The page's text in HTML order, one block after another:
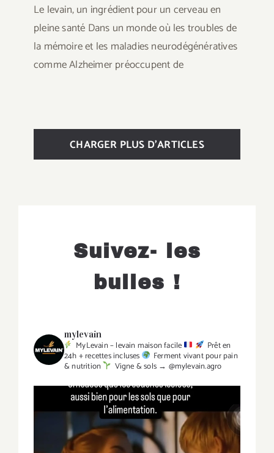
Le levain, un ingrédient pour un cerveau en
pleine santé Dans un monde où les troubles de
la mémoire et les maladies neurodégénératives
comme Alzheimer préoccupent de
CHARGER PLUS D’ARTICLES
Suivez- les
bulles !
mylevain
MyLevain – levain maison facile Prêt en
24h + recettes incluses Ferment vivant pour pain
& nutrition Vigne & sols → @mylevain.agro